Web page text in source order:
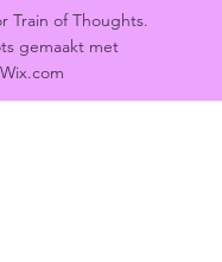
Train of Thoughts.
gemaakt met
Wix.com